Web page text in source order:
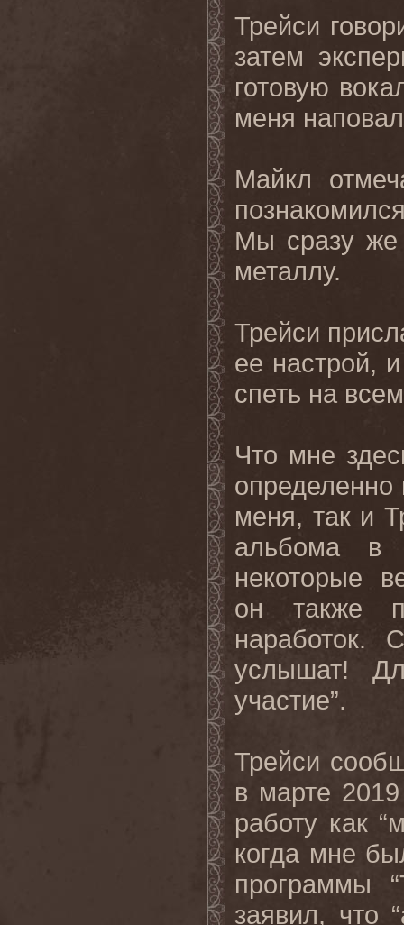
Трейси
затем
готовую
меня
Майкл
Мы сразу
металлу.
Трейси
ее настрой,
спеть на
Что мне
меня, так и
альбома в
некоторые
он также
наработок.
услышат!
участие”.
Трейси
в марте
работу как
когда мне
программы
заявил, что